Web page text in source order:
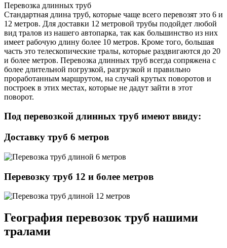
Перевозка длинных труб
Стандартная длина труб, которые чаще всего перевозят это 6 и
12 метров. Для доставки 12 метровой трубы подойдет любой
вид тралов из нашего автопарка, так как большинство из них
имеет рабочую длину более 10 метров. Кроме того, большая
часть это телескопические тралы, которые раздвигаются до 20
и более метров. Перевозка длинных труб всегда сопряжена с
более длительной погрузкой, разгрузкой и правильно
проработанным маршрутом, на случай крутых поворотов и
построек в этих местах, которые не дадут зайти в этот
поворот.
Под перевозкой длинных труб имеют ввиду:
Доставку труб 6 метров
Перевозку труб 12 и более метров
География перевозок труб нашими
тралами